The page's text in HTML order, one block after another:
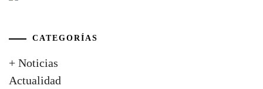
CATEGORÍAS
+ Noticias
Actualidad